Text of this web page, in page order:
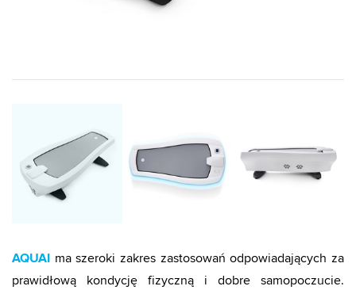
AQUAI ma szeroki zakres zastosowań odpowiadających za
prawidłową kondycję fizyczną i dobre samopoczucie.